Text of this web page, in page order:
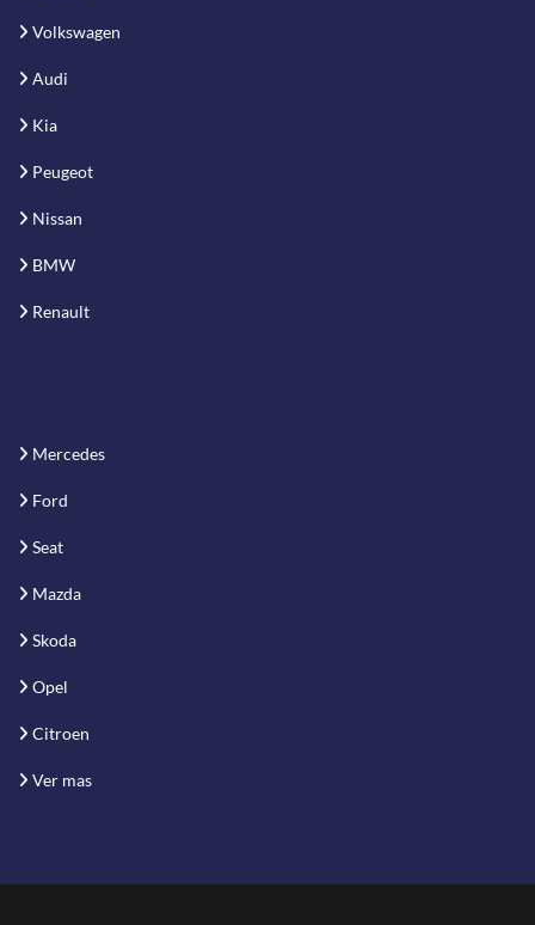
Volkswagen
Audi
Kia
Peugeot
Nissan
BMW
Renault
Mercedes
Ford
Seat
Mazda
Skoda
Opel
Citroen
Ver mas